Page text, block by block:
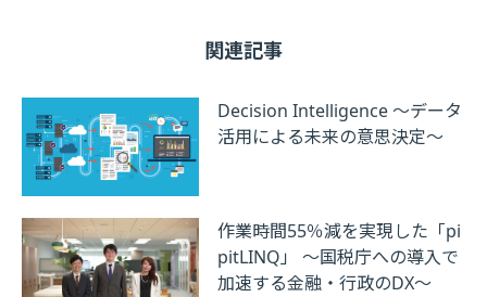
関連記事
Decision Intelligence ～データ
活用による未来の意思決定～
作業時間55％減を実現した「pi
pitLINQ」 ～国税庁への導入で
加速する金融・行政のDX～